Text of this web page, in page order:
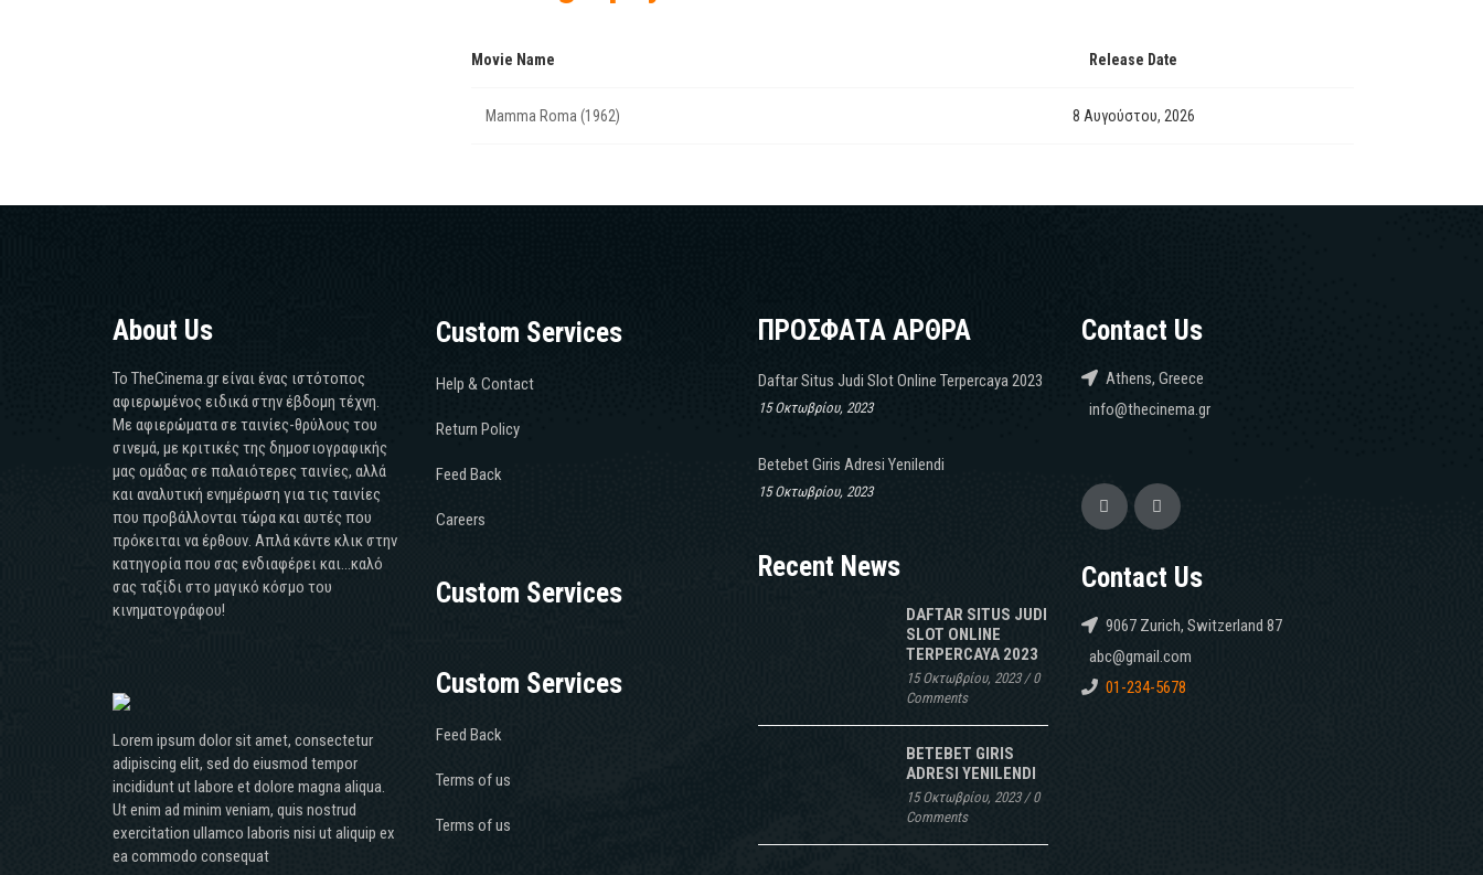
Movie Name Release Date
Mamma Roma (1962) 8 Αυγούστου, 2026
About Us
Το TheCinema.gr είναι ένας ιστότοπος
αφιερωμένος ειδικά στην έβδομη τέχνη.
Με αφιερώματα σε ταινίες-θρύλους του
σινεμά, με κριτικές της δημοσιογραφικής
μας ομάδας σε παλαιότερες ταινίες, αλλά
και αναλυτική ενημέρωση για τις ταινίες
που προβάλλονται τώρα και αυτές που
πρόκειται να έρθουν. Απλά κάντε κλικ στην
κατηγορία που σας ενδιαφέρει και...καλό
σας ταξίδι στο μαγικό κόσμο του
κινηματογράφου!
Lorem ipsum dolor sit amet, consectetur
adipiscing elit, sed do eiusmod tempor
incididunt ut labore et dolore magna aliqua.
Ut enim ad minim veniam, quis nostrud
exercitation ullamco laboris nisi ut aliquip ex
ea commodo consequat
Custom Services
Help & Contact
Return Policy
Feed Back
Careers
Custom Services
Custom Services
Feed Back
Terms of us
Terms of us
ΠΡΟΣΦΑΤΑ ΑΡΘΡΑ
Daftar Situs Judi Slot Online Terpercaya 2023
15 Οκτωβρίου, 2023
Betebet Giris Adresi Yenilendi
15 Οκτωβρίου, 2023
Recent News
DAFTAR SITUS JUDI
SLOT ONLINE
TERPERCAYA 2023
15 Οκτωβρίου, 2023/0
Comments
BETEBET GIRIS
ADRESI YENILENDI
15 Οκτωβρίου, 2023/0
Comments
Contact Us
Athens, Greece
info@thecinema.gr
Contact Us
9067 Zurich, Switzerland 87
abc@gmail.com
01-234-5678